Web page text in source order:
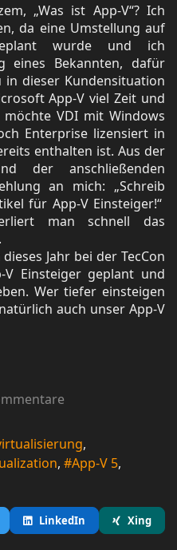
„Was ist App-V“? Ich
da eine Umstellung auf
wurde und ich
eines Bekannten, dafür
dieser Kundensituation
App-V viel Zeit und
VDI mit Windows
Enterprise lizensiert in
enthalten ist. Aus der
der anschließenden
an mich: „Schreib
für App-V Einsteiger!“
man schnell das
Jahr bei der TecCon
Einsteiger geplant und
Wer tiefer einsteigen
auch unser App-V
App-V 5
LinkedIn
Xing